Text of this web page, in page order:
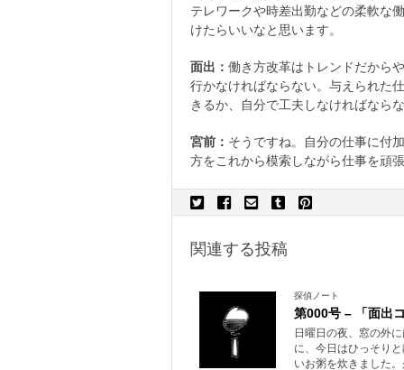
テレワークや時差出勤などの柔軟な
けたらいいなと思います。
面出： 働き方改革はトレンドだから
行かなければならない。与えられた
きるか、自分で工夫しなければなら
宮前： そうですね。自分の仕事に付
方をこれから模索しながら仕事を頑
関連する投稿
探偵ノート
第000号 – 「面出
日曜日の夜、窓の外
に、今日はひっそり
いお粥を炊きました